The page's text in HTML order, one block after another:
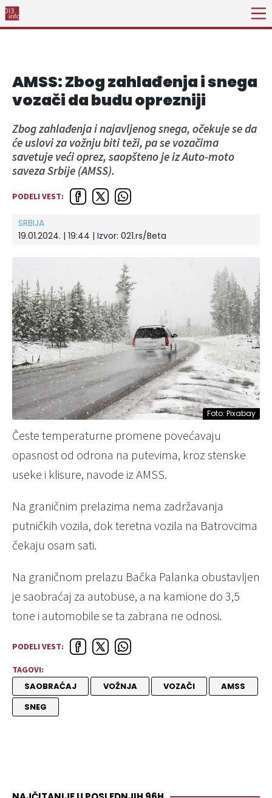
AMSS: Zbog zahlađenja i snega
vozači da budu oprezniji
Zbog zahlađenja i najavljenog snega, očekuje se da
će uslovi za vožnju biti teži, pa se vozačima
savetuje veći oprez, saopšteno je iz Auto-moto
saveza Srbije (AMSS).
PODELI VEST:
SRBIJA
19.01.2024. | 19:44 | Izvor: 021.rs/Beta
Foto: Pixabay
Česte temperaturne promene povećavaju
opasnost od odrona na putevima, kroz stenske
useke i klisure, navode iz AMSS.
Na graničnim prelazima nema zadržavanja
putničkih vozila, dok teretna vozila na Batrovcima
čekaju osam sati.
Na graničnom prelazu Bačka Palanka obustavljen
je saobraćaj za autobuse, a na kamione do 3,5
tone i automobile se ta zabrana ne odnosi.
PODELI VEST:
TAGOVI:
SAOBRAĆAJ VOŽNJA VOZAČI
AMSS
SNEG